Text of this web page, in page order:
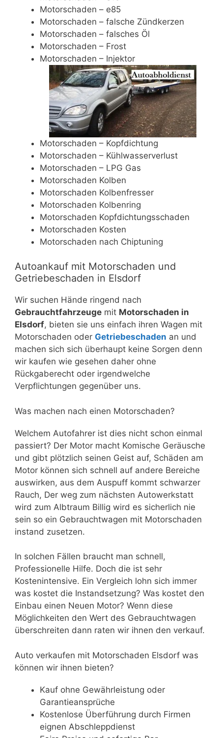
Motorschaden – e85
Motorschaden – falsche Zündkerzen
Motorschaden – falsches Öl
Motorschaden – Frost
Motorschaden – Injektor
Motorschaden – Kopfdichtung
Motorschaden – Kühlwasserverlust
Motorschaden – LPG Gas
Motorschaden Kolben
Motorschaden Kolbenfresser
Motorschaden Kolbenring
Motorschaden Kopfdichtungsschaden
Motorschaden Kosten
Motorschaden nach Chiptuning
Autoankauf mit Motorschaden und
Getriebeschaden in Elsdorf
Wir suchen Hände ringend nach
Gebrauchtfahrzeuge mit Motorschaden in
Elsdorf, bieten sie uns einfach ihren Wagen mit
Motorschaden oder Getriebeschaden an und
machen sich sich überhaupt keine Sorgen denn
wir kaufen wie gesehen daher ohne
Rückgaberecht oder irgendwelche
Verpflichtungen gegenüber uns.
Was machen nach einen Motorschaden?
Welchem Autofahrer ist dies nicht schon einmal
passiert? Der Motor macht Komische Geräusche
und gibt plötzlich seinen Geist auf, Schäden am
Motor können sich schnell auf andere Bereiche
auswirken, aus dem Auspuff kommt schwarzer
Rauch, Der weg zum nächsten Autowerkstatt
wird zum Albtraum Billig wird es sicherlich nie
sein so ein Gebrauchtwagen mit Motorschaden
instand zusetzen.
In solchen Fällen braucht man schnell,
Professionelle Hilfe. Doch die ist sehr
Kostenintensive. Ein Vergleich lohn sich immer
was kostet die Instandsetzung? Was kostet den
Einbau einen Neuen Motor? Wenn diese
Möglichkeiten den Wert des Gebrauchtwagen
überschreiten dann raten wir ihnen den verkauf.
Auto verkaufen mit Motorschaden Elsdorf was
können wir ihnen bieten?
Kauf ohne Gewährleistung oder
Garantieansprüche
Kostenlose Überführung durch Firmen
eignen Abschleppdienst